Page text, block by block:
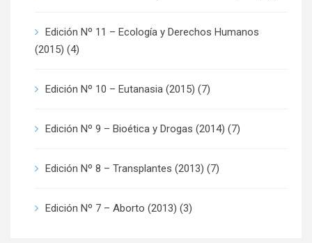
Edición Nº 11 – Ecología y Derechos Humanos
(2015) (4)
Edición Nº 10 – Eutanasia (2015) (7)
Edición Nº 9 – Bioética y Drogas (2014) (7)
Edición Nº 8 – Transplantes (2013) (7)
Edición Nº 7 – Aborto (2013) (3)